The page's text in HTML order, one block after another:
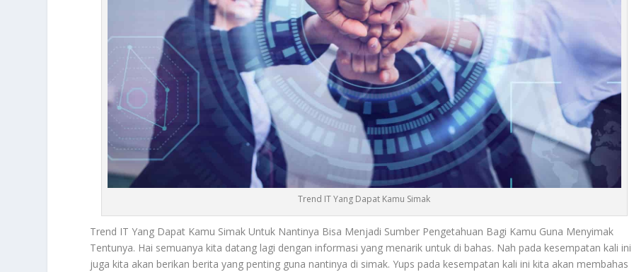
Trend IT Yang Dapat Kamu Simak
Trend IT Yang Dapat Kamu Simak Untuk Nantinya Bisa Menjadi Sumber Pengetahuan Bagi Kamu Guna Menyimak
Tentunya. Hai semuanya kita datang lagi dengan informasi yang menarik untuk di bahas. Nah pada kesempatan kali ini
juga kita akan berikan berita yang penting guna nantinya di simak. Yups pada kesempatan kali ini kita akan membahas